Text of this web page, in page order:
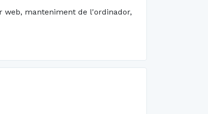
web, manteniment de l'ordinador,